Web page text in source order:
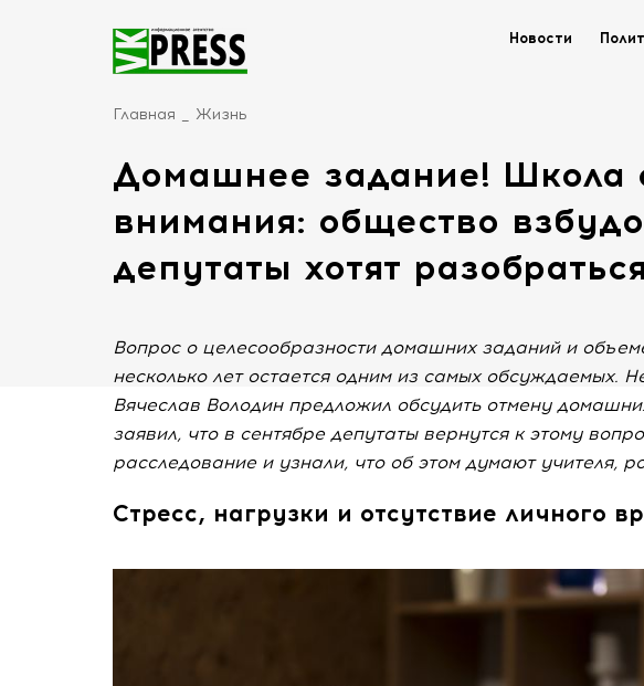
Новости
Главная Жизнь
Домашнее задание! Школа
внимания: общество
депутаты хотят разобраться
Вопрос о целесообразности домашних заданий и
несколько лет остается одним из самых обсуждаемых.
Вячеслав Володин предложил обсудить отмену
заявил, что в сентябре депутаты вернутся к этому
расследование и узнали, что об этом думают учителя,
Стресс, нагрузки и отсутствие личного